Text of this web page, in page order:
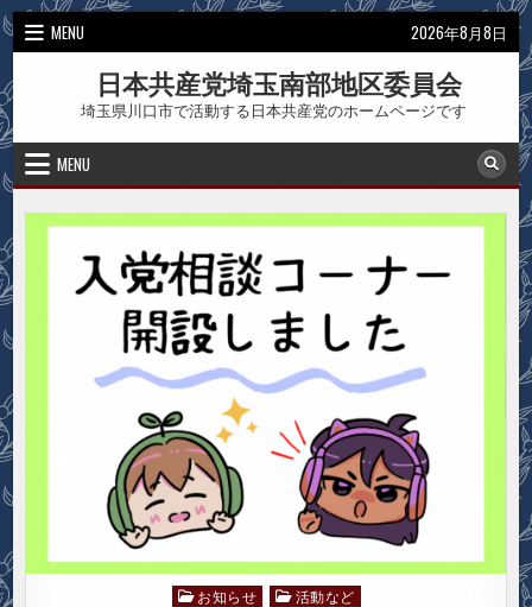
Skip
MENU 2026年8月8日
日本共産党埼玉南部地区委員会
埼玉県川口市で活動する日本共産党のホームページです
MENU
Posted
お知らせ 活動など